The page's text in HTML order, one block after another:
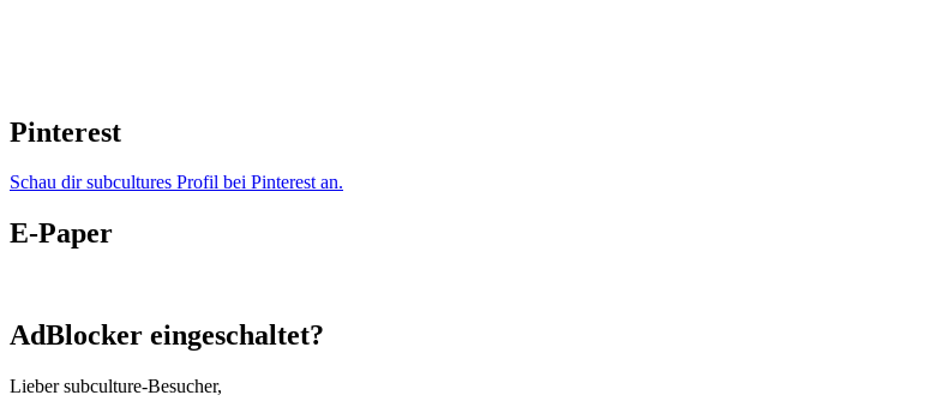
Pinterest
Schau dir subcultures Profil bei Pinterest an.
E-Paper
AdBlocker eingeschaltet?
Lieber subculture-Besucher,